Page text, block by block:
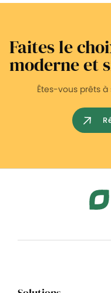
Faites le
moderne et
Êtes-vous prêts à